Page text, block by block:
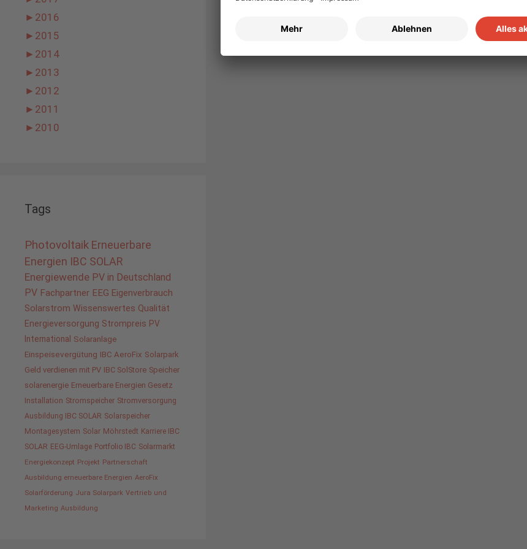
► 2016
► 2015
► 2014
► 2013
► 2012
► 2011
► 2010
Tags
Photovoltaik Erneuerbare
Energien IBC SOLAR
Energiewende PV in Deutschland
PV Fachpartner EEG Eigenverbrauch
Solarstrom Wissenswertes Qualität
Energieversorgung Strompreis PV
International Solaranlage
Einspeisevergütung IBC AeroFix Solarpark
Geld verdienen mit PV IBC SolStore Speicher
solarenergie Erneuerbare Energien Gesetz
Installation Stromspeicher Stromversorgung
Ausbildung IBC SOLAR Solarspeicher
Montagesystem Solar Möhrstedt Karriere IBC
SOLAR EEG-Umlage Portfolio IBC Solarmarkt
Energiekonzept Projekt Partnerschaft
Ausbildung erneuerbare Energien AeroFix
Solarförderung Jura Solarpark Vertrieb und
Marketing Ausbildung